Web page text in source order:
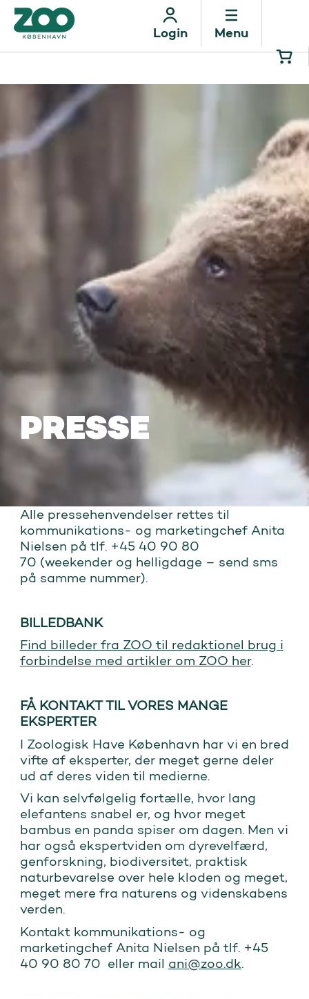
Menu
Login
PRESSE
Alle pressehenvendelser rettes til
kommunikations- og marketingchef Anita
Nielsen på tlf. +45 40 90 80
70 (weekender og helligdage – send sms
på samme nummer).
BILLEDBANK
Find billeder fra ZOO til redaktionel brug i
forbindelse med artikler om ZOO her.
FÅ KONTAKT TIL VORES MANGE
EKSPERTER
I Zoologisk Have København har vi en bred
vifte af eksperter, der meget gerne deler
ud af deres viden til medierne.
Vi kan selvfølgelig fortælle, hvor lang
elefantens snabel er, og hvor meget
bambus en panda spiser om dagen. Men vi
har også ekspertviden om dyrevelfærd,
genforskning, biodiversitet, praktisk
naturbevarelse over hele kloden og meget,
meget mere fra naturens og videnskabens
verden.
Kontakt kommunikations- og
marketingchef Anita Nielsen på tlf. +45
40 90 80 70 eller mail ani@zoo.dk.